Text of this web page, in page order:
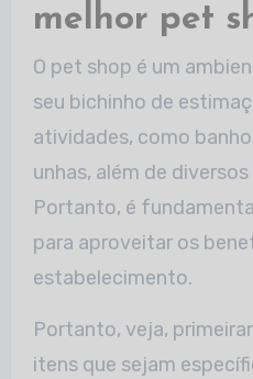
melhor pet
O pet shop é um
seu bichinho de
atividades, como
unhas, além de
Portanto, é
para aproveitar os
estabelecimento.
Portanto, veja,
itens que sejam